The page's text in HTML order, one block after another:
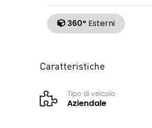
360° Esterni
Caratteristiche
Tipo di veicolo
Aziendale